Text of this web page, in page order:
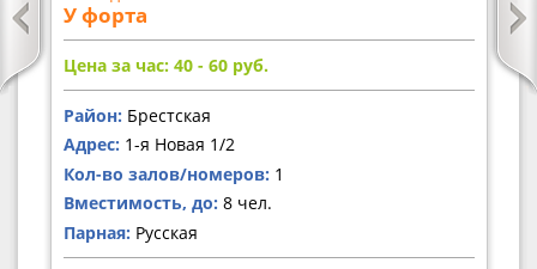
У форта
Цена за час: 40 - 60 руб.
Район: Брестская
Адрес: 1-я Новая 1/2
Кол-во залов/номеров: 1
Вместимость, до: 8 чел.
Парная: Русская